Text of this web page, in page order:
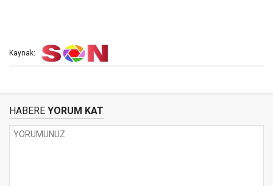
Kaynak:
HABERE YORUM KAT